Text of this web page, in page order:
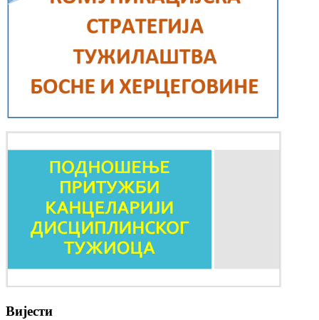
Вијести